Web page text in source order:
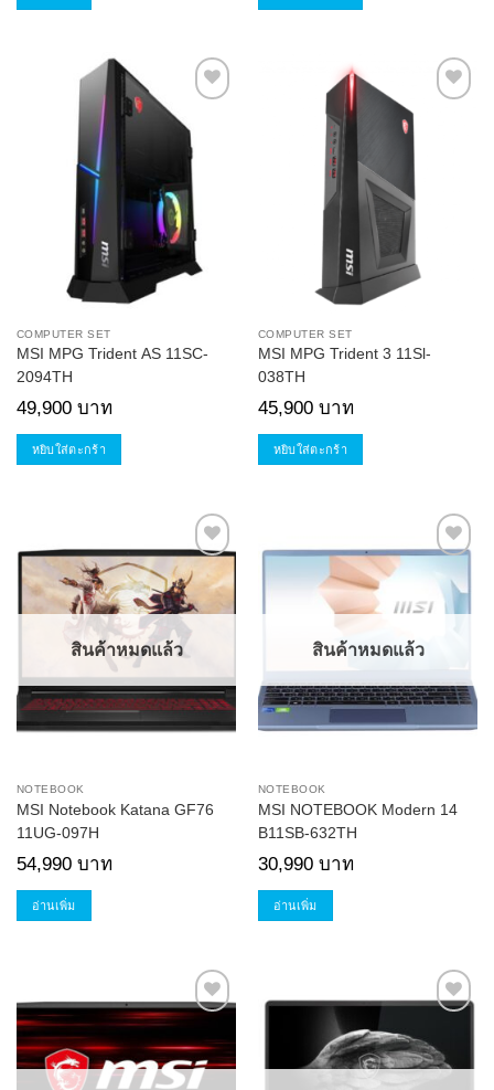
Add to
Wishlist
COMPUTER SET
MSI MPG Trident AS 11SC-
2094TH
49,900 บาท
หยิบใส่ตะกร้า
COMPUTER SET
MSI MPG Trident 3 11Sl-
038TH
45,900 บาท
หยิบใส่ตะกร้า
Add to
Wishlist
สินค้าหมดแล้ว
NOTEBOOK
MSI Notebook Katana GF76
11UG-097H
54,990 บาท
อ่านเพิ่ม
Add to
สินค้าหมดแล้ว
NOTEBOOK
MSI NOTEBOOK Modern 14
B11SB-632TH
30,990 บาท
อ่านเพิ่ม
Add to
Wishlist
Add to